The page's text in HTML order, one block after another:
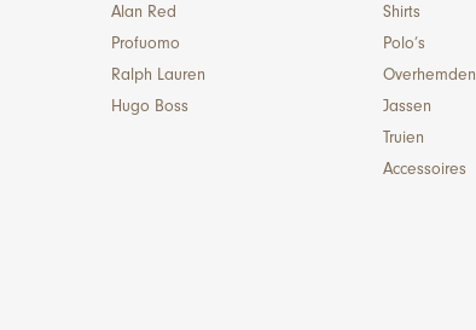
Alan Red
Profuomo
Ralph Lauren
Hugo Boss
Shirts
Polo’s
Overhemden
Jassen
Truien
Accessoires